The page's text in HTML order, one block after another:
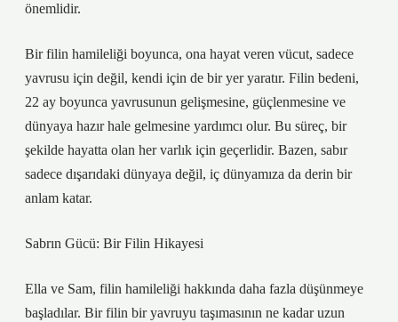
önemlidir.
Bir filin hamileliği boyunca, ona hayat veren vücut, sadece
yavrusu için değil, kendi için de bir yer yaratır. Filin bedeni,
22 ay boyunca yavrusunun gelişmesine, güçlenmesine ve
dünyaya hazır hale gelmesine yardımcı olur. Bu süreç, bir
şekilde hayatta olan her varlık için geçerlidir. Bazen, sabır
sadece dışarıdaki dünyaya değil, iç dünyamıza da derin bir
anlam katar.
Sabrın Gücü: Bir Filin Hikayesi
Ella ve Sam, filin hamileliği hakkında daha fazla düşünmeye
başladılar. Bir filin bir yavruyu taşımasının ne kadar uzun